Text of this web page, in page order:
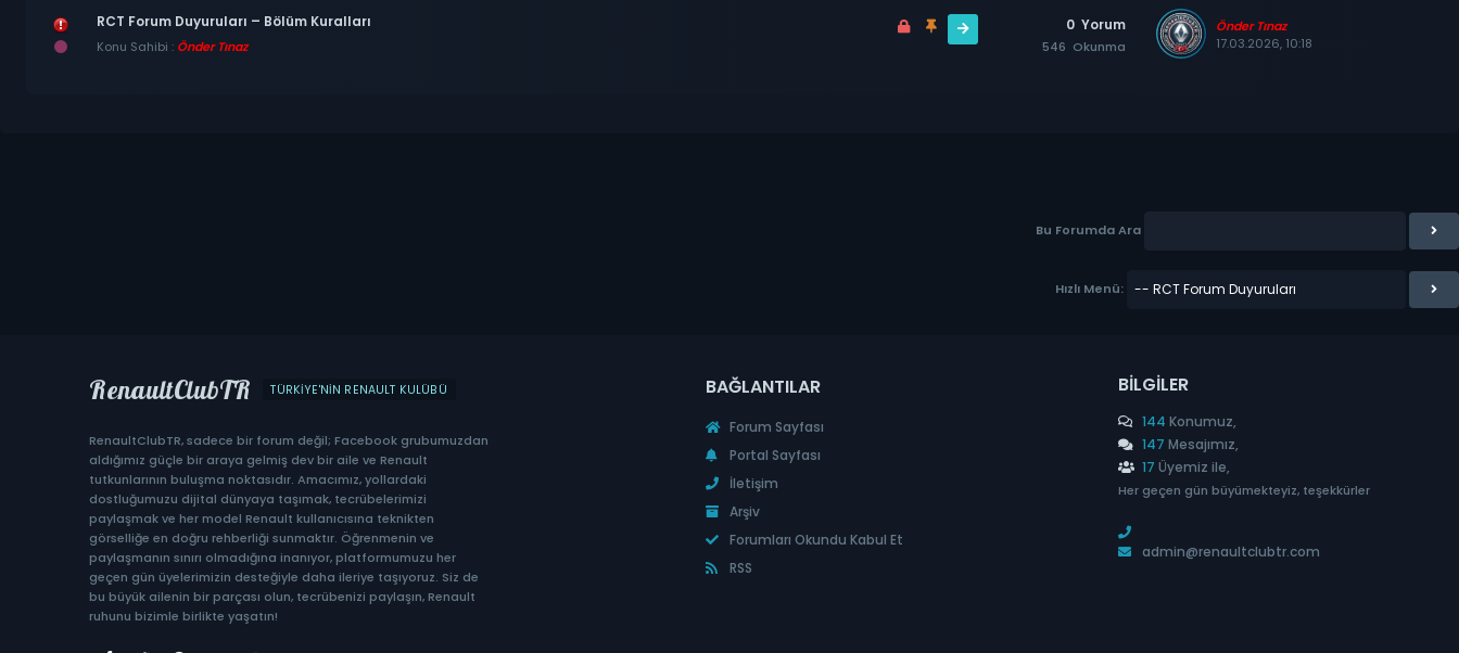
RCT Forum Duyuruları – Bölüm Kuralları
Konu Sahibi : Önder Tınaz
0 Yorum
546 Okunma
Önder Tınaz
17.03.2026, 10:18
Bu Forumda Ara
Hızlı Menü:
RenaultClubTR TÜRKIYE'NIN RENAULT KULÜBÜ
RenaultClubTR, sadece bir forum değil; Facebook grubumuzdan
aldığımız güçle bir araya gelmiş dev bir aile ve Renault
tutkunlarının buluşma noktasıdır. Amacımız, yollardaki
dostluğumuzu dijital dünyaya taşımak, tecrübelerimizi
paylaşmak ve her model Renault kullanıcısına teknikten
görselliğe en doğru rehberliği sunmaktır. Öğrenmenin ve
paylaşmanın sınırı olmadığına inanıyor, platformumuzu her
geçen gün üyelerimizin desteğiyle daha ileriye taşıyoruz. Siz de
bu büyük ailenin bir parçası olun, tecrübenizi paylaşın, Renault
ruhunu bizimle birlikte yaşatın!
BAĞLANTILAR
Forum Sayfası
Portal Sayfası
İletişim
Arşiv
Forumları Okundu Kabul Et
RSS
BILGILER
144 Konumuz,
147 Mesajımız,
17 Üyemiz ile,
Her geçen gün büyümekteyiz, teşekkürler
admin@renaultclubtr.com